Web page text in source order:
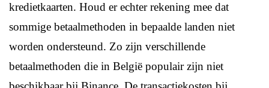
kredietkaarten. Houd er echter rekening mee dat
sommige betaalmethoden in bepaalde landen niet
worden ondersteund. Zo zijn verschillende
betaalmethoden die in België populair zijn niet